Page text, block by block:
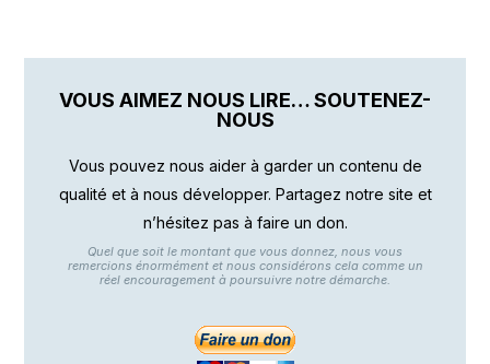
VOUS AIMEZ NOUS LIRE… SOUTENEZ-
NOUS
Vous pouvez nous aider à garder un contenu de
qualité et à nous développer. Partagez notre site et
n’hésitez pas à faire un don.
Quel que soit le montant que vous donnez, nous vous
remercions énormément et nous considérons cela comme un
réel encouragement à poursuivre notre démarche.